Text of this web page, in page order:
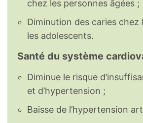
chez les personnes âgées ;
Diminution des caries chez
les adolescents.
Santé du système
Diminue le risque
et d’hypertension ;
Baisse de l’hypertension